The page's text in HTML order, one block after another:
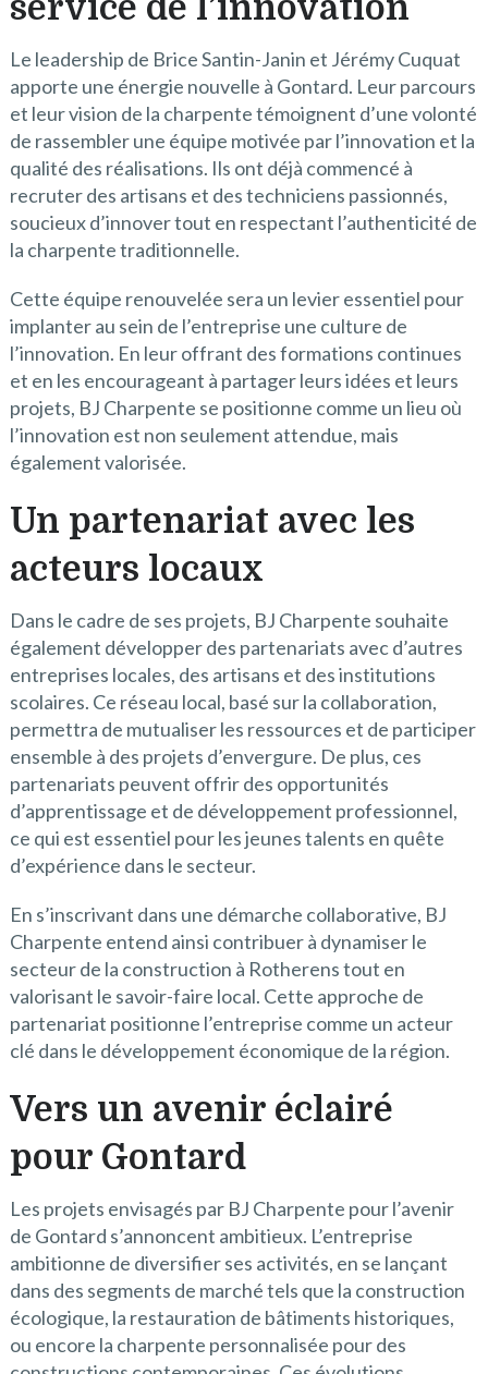
service de l’innovation
Le leadership de Brice Santin-Janin et Jérémy Cuquat
apporte une énergie nouvelle à Gontard. Leur parcours
et leur vision de la charpente témoignent d’une volonté
de rassembler une équipe motivée par l’innovation et la
qualité des réalisations. Ils ont déjà commencé à
recruter des artisans et des techniciens passionnés,
soucieux d’innover tout en respectant l’authenticité de
la charpente traditionnelle.
Cette équipe renouvelée sera un levier essentiel pour
implanter au sein de l’entreprise une culture de
l’innovation. En leur offrant des formations continues
et en les encourageant à partager leurs idées et leurs
projets, BJ Charpente se positionne comme un lieu où
l’innovation est non seulement attendue, mais
également valorisée.
Un partenariat avec les
acteurs locaux
Dans le cadre de ses projets, BJ Charpente souhaite
également développer des partenariats avec d’autres
entreprises locales, des artisans et des institutions
scolaires. Ce réseau local, basé sur la collaboration,
permettra de mutualiser les ressources et de participer
ensemble à des projets d’envergure. De plus, ces
partenariats peuvent offrir des opportunités
d’apprentissage et de développement professionnel,
ce qui est essentiel pour les jeunes talents en quête
d’expérience dans le secteur.
En s’inscrivant dans une démarche collaborative, BJ
Charpente entend ainsi contribuer à dynamiser le
secteur de la construction à Rotherens tout en
valorisant le savoir-faire local. Cette approche de
partenariat positionne l’entreprise comme un acteur
clé dans le développement économique de la région.
Vers un avenir éclairé
pour Gontard
Les projets envisagés par BJ Charpente pour l’avenir
de Gontard s’annoncent ambitieux. L’entreprise
ambitionne de diversifier ses activités, en se lançant
dans des segments de marché tels que la construction
écologique, la restauration de bâtiments historiques,
ou encore la charpente personnalisée pour des